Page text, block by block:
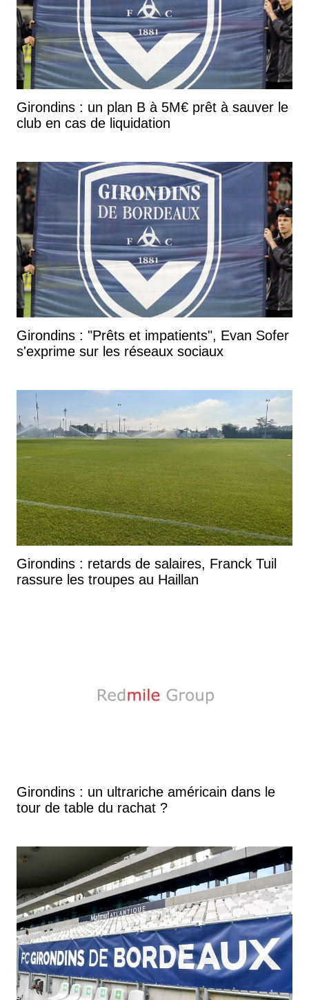
Girondins : un plan B à 5M€ prêt à sauver le
club en cas de liquidation
Girondins : "Prêts et impatients", Evan Sofer
s'exprime sur les réseaux sociaux
Girondins : retards de salaires, Franck Tuil
rassure les troupes au Haillan
Girondins : un ultrariche américain dans le
tour de table du rachat ?